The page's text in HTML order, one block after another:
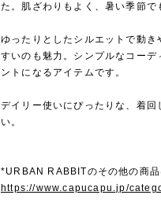
た。肌ざわりもよく、暑い季節で
ゆったりとしたシルエットで動
すいのも魅力。シンプルなコー
ントになるアイテムです。
デイリー使いにぴったりな、着
い。
*URBAN RABBITのその他の商
https://www.capucapu.jp/